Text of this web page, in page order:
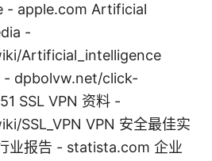
- apple.com Artificial
-
Artificial_intelligence
- dpbolvw.net/click-
SSL VPN 资料 -
SSL_VPN VPN 安全最佳实
业报告 - statista.com 企业